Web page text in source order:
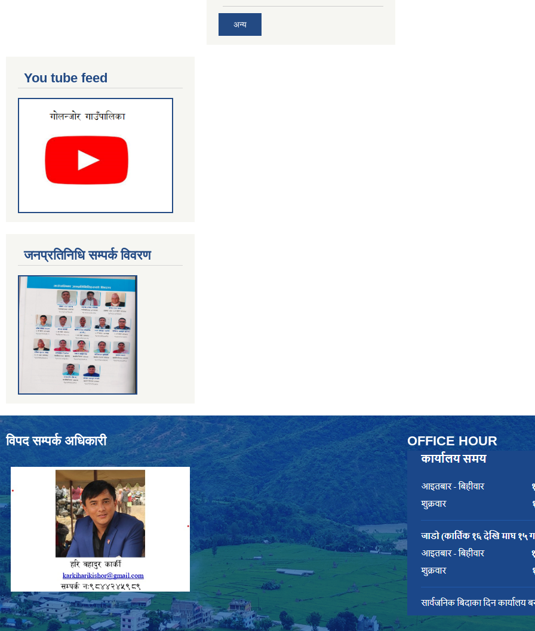
अन्य
You tube feed
जनप्रतिनिधि सम्पर्क विवरण
विपद सम्पर्क अधिकारी OFFICE HOUR